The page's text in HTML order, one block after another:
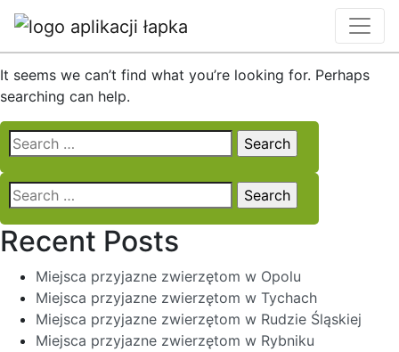
Nothing Found
It seems we can’t find what you’re looking for. Perhaps
searching can help.
Search
for:
Search
for:
Recent Posts
Miejsca przyjazne zwierzętom w Opolu
Miejsca przyjazne zwierzętom w Tychach
Miejsca przyjazne zwierzętom w Rudzie Śląskiej
Miejsca przyjazne zwierzętom w Rybniku